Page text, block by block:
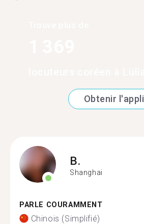
Obtenir l'appli
B.
Shanghai
PARLE COURAMMENT
Chinois (Simplifié)